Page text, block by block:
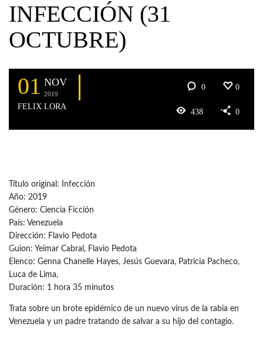
INFECCIÓN (31
OCTUBRE)
01 NOV
2019
FELIX LORA
0 0
438 0
Título original: Infección
Año: 2019
Género: Ciencia Ficción
País: Venezuela
Dirección: Flavio Pedota
Guion: Yeimar Cabral, Flavio Pedota
Elenco: Genna Chanelle Hayes, Jesús Guevara, Patricia Pacheco,
Luca de Lima,
Duración: 1 hora 35 minutos
Trata sobre un brote epidémico de un nuevo virus de la rabia en
Venezuela y un padre tratando de salvar a su hijo del contagio.